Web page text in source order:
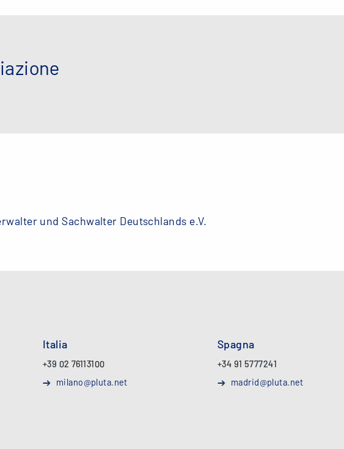
und Sachwalter Deutschlands e.V.
Italia
+39 02 76113100
milano@pluta.net
Spagna
+34 91 5777241
madrid@pluta.net